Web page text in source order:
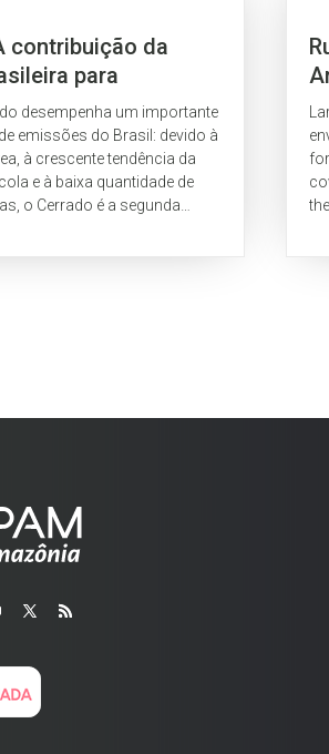
contribuição da
para
GEE e soluções
desempenha um importante
emissões do Brasil: devido à
à crescente tendência da
e à baixa quantidade de
o Cerrado é a segunda